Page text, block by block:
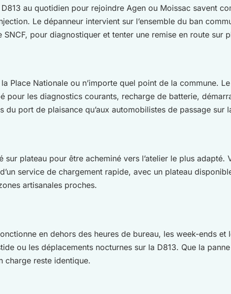
au quotidien pour rejoindre Agen ou Moissac savent
Le dépanneur intervient sur l’ensemble du ban
pour diagnostiquer et tenter une remise en route sur
Place Nationale ou n’importe quel point de la commune.
les diagnostics courants, recharge de batterie,
du port de plaisance qu’aux automobilistes de passage sur
plateau pour être acheminé vers l’atelier le plus adapté.
service de chargement rapide, avec un plateau
artisanales proches.
en dehors des heures de bureau, les week-ends et
ou les déplacements nocturnes sur la D813. Que la
charge reste identique.